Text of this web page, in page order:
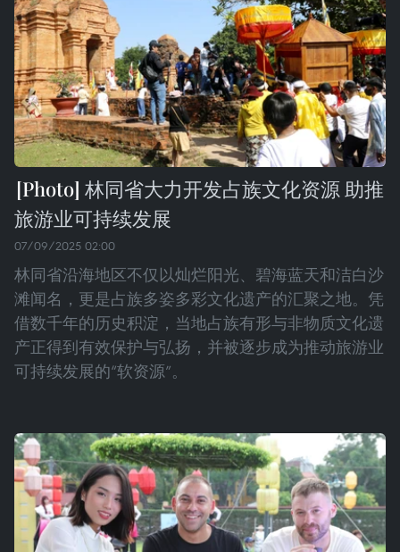
林同省大力开发占族文化资源 助推
旅游业可持续发展
07/09/2025 02:00
林同省沿海地区不仅以灿烂阳光、碧海蓝天和洁白沙
滩闻名，更是占族多姿多彩文化遗产的汇聚之地。凭
借数千年的历史积淀，当地占族有形与非物质文化遗
产正得到有效保护与弘扬，并被逐步成为推动旅游业
可持续发展的“软资源”。